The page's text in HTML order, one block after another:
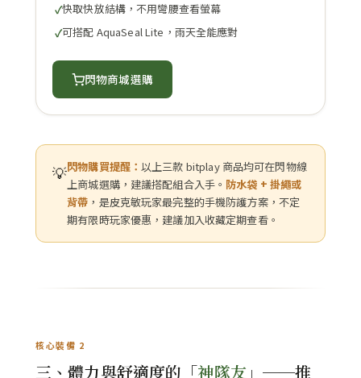
快取快放結構，不用彎腰查看螢幕
可搭配 AquaSeal Lite，雨天全能應對
閃物商城選購
💡閃物購買提醒：以上三款 bitplay 商品均可在閃物線
上商城選購，建議搭配組合入手。 防水袋 + 掛繩或
背帶 ，是皮克敏玩家最完整的手機防護方案，不定
期有限時玩家優惠，建議加入收藏定期查看。
核心裝備 2
三、體力與舒適度的「神隊友 」──推